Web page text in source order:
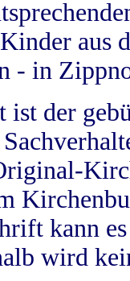
aus
- in
ist der
kann
wird